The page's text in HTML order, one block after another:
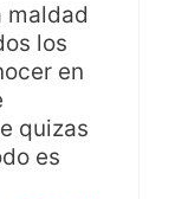
maldad
los
en
quizas
es